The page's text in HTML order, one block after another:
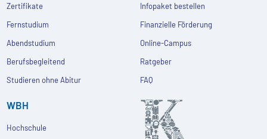
Zertifikate
Fernstudium
Abendstudium
Berufsbegleitend
Studieren ohne Abitur
Infopaket bestellen
Finanzielle Förderung
Online-Campus
Ratgeber
FAQ
WBH
Hochschule